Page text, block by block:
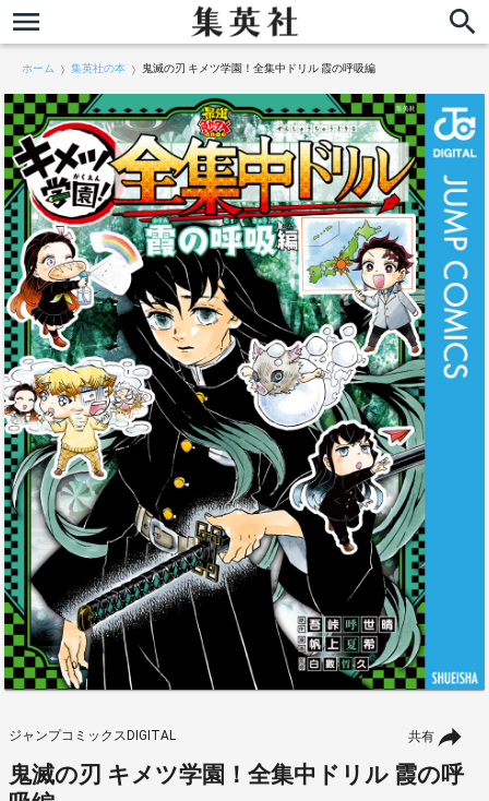
ホーム 集英社の本 鬼滅の刃 キメツ学園！全集中ドリル 霞の呼吸編
共有
ジャンプコミックスDIGITAL
鬼滅の刃 キメツ学園！全集中ドリル 霞の呼